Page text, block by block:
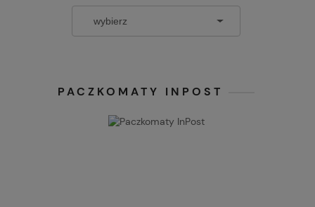
PACZKOMATY INPOST